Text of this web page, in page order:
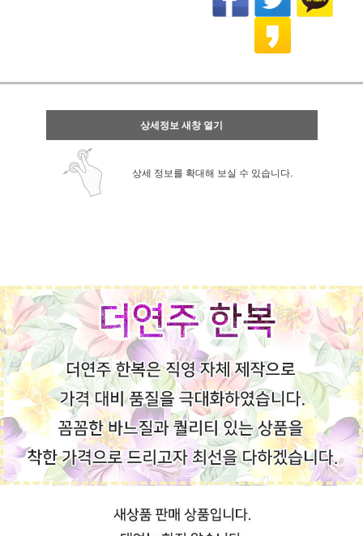
상세정보 새창 열기
상세 정보를 확대해 보실 수 있습니다.